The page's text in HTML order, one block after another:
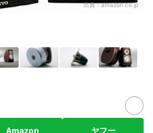
出典：amazon.co.jp
Amazon ヤフー